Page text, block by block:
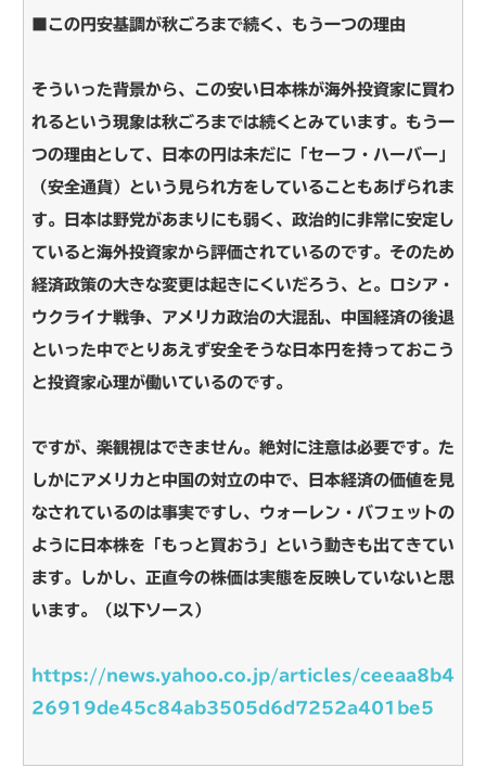
■この円安基調が秋ごろまで続く、もう一つの理由
そういった背景から、この安い日本株が海外投資家に買わ
れるという現象は秋ごろまでは続くとみています。もう一
つの理由として、日本の円は未だに「セーフ・ハーバー」
（安全通貨）という見られ方をしていることもあげられま
す。日本は野党があまりにも弱く、政治的に非常に安定し
ていると海外投資家から評価されているのです。そのため
経済政策の大きな変更は起きにくいだろう、と。ロシア・
ウクライナ戦争、アメリカ政治の大混乱、中国経済の後退
といった中でとりあえず安全そうな日本円を持っておこう
と投資家心理が働いているのです。
ですが、楽観視はできません。絶対に注意は必要です。た
しかにアメリカと中国の対立の中で、日本経済の価値を見
なされているのは事実ですし、ウォーレン・バフェットの
ように日本株を「もっと買おう」という動きも出てきてい
ます。しかし、正直今の株価は実態を反映していないと思
います。（以下ソース）
https://news.yahoo.co.jp/articles/ceeaa8b4
26919de45c84ab3505d6d7252a401be5